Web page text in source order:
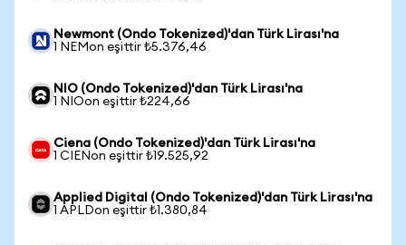
Newmont (Ondo Tokenized)'dan Türk Lirası'na
1 NEMon eşittir ₺5.376,46
NIO (Ondo Tokenized)'dan Türk Lirası'na
1 NIOon eşittir ₺224,66
Ciena (Ondo Tokenized)'dan Türk Lirası'na
1 CIENon eşittir ₺19.525,92
Applied Digital (Ondo Tokenized)'dan Türk Lirası'na
1 APLDon eşittir ₺1.380,84